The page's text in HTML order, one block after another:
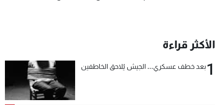
الأكثر قراءة
1بعد خطف عسكري... الجيش يُلاحق الخاطفين